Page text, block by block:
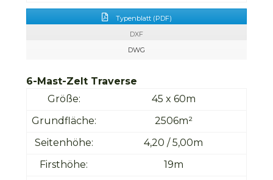
Typenblatt (PDF)
DXF
DWG
6-Mast-Zelt Traverse
Größe:
45 x 60m
Grundfläche:
2506m²
Seitenhöhe:
4,20 / 5,00m
Firsthöhe:
19m